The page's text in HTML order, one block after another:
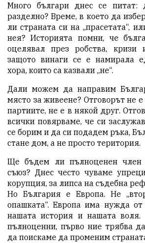
Много българи днес се питат:
разделно? Време, в което да
ли страната си на „прасетата“,
нея? Историята помни, че
оцелявал през робства,
защото винаги се е намирала
хора, които са казвали „не“.
Дали можем да направим
място за живеене? Отговорът не
партиите, не е в някой друг.
всички повярваме, че си
се борим и да си подадем ръка,
стане дом, а не просто територия.
Ще бъдем ли пълноценен член
съюз? Днес често чуваме
корупция, за липса на съдебна
Но България е Европа. Не
опашката“. Европа има нужда от
нашата история и нашата
пълноценни, първо ние трябва
да поискаме да променим